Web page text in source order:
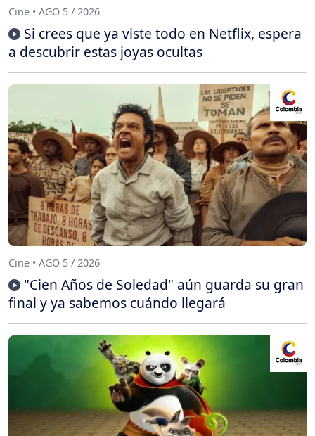
Cine • AGO 5 / 2026
Si crees que ya viste todo en Netflix, espera
a descubrir estas joyas ocultas
Cine • AGO 5 / 2026
"Cien Años de Soledad" aún guarda su gran
final y ya sabemos cuándo llegará